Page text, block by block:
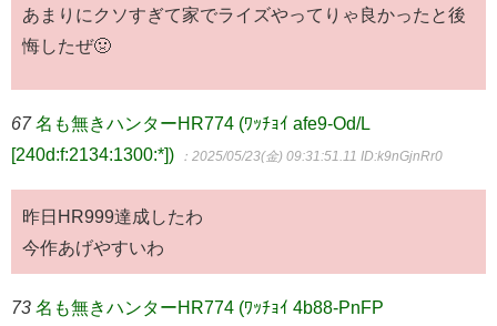
あまりにクソすぎて家でライズやってりゃ良かったと後
悔したぜ🤢
67 名も無きハンターHR774 (ﾜｯﾁｮｲ afe9-Od/L
[240d:f:2134:1300:*])
：2025/05/23(金) 09:31:51.11 ID:k9nGjnRr0
昨日HR999達成したわ
今作あげやすいわ
73 名も無きハンターHR774 (ﾜｯﾁｮｲ 4b88-PnFP